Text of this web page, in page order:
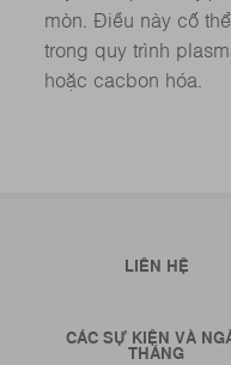
mòn. Điều này cố
trong quy trình
hoặc cacbon hóa.
LIÊN HỆ
CÁC SỰ KIỆN VÀ
THÁNG